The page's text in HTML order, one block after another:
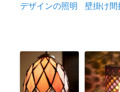
デザインの照明
壁掛け間